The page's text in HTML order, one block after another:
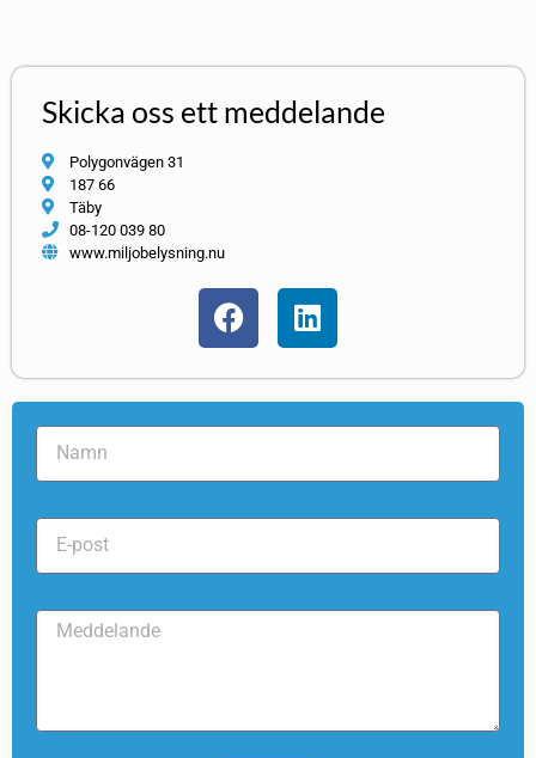
Skicka oss ett meddelande
Polygonvägen 31
187 66
Täby
08-120 039 80
www.miljobelysning.nu